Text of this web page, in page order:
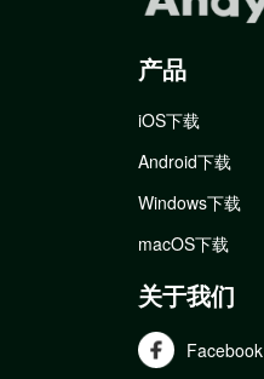
产品
iOS下载
Android下载
Windows下载
macOS下载
关于我们
Facebook